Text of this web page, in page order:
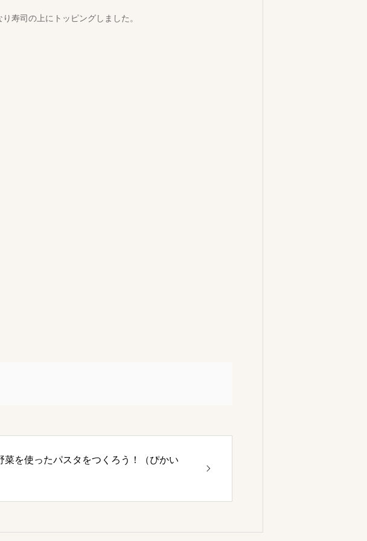
寿司の上にトッピングしました。
菜を使ったパスタをつくろう！（ぴかい